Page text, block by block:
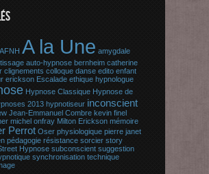
AFNH A la Une amygdale
auto-hypnose bernheim catherine
clignements colloque danse edito enfant
erickson Escalade ethique hypnologue
Hypnose Classique Hypnose de
2013 hypnotiseur inconscient
Jean-Emmanuel Combre kevin finel
michel onfray Milton Erickson mémoire
Perrot Oser physiologique pierre janet
pédagogie résistance sorcier story
Hypnose subconscient suggestion
synchronisation technique